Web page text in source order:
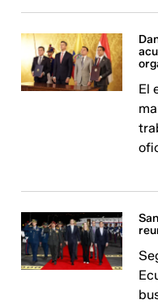
El